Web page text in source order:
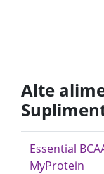
Alte
Essential
MyProtein